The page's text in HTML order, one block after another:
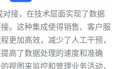
接，在技术层面实现了数据
。这种集成使得销售、客户服
更加高效，减少了人工干预，
高了数据处理的速度和准确
视图来监控和管理业务活动，